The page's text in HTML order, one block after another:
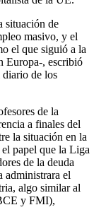
situación de
masivo, y el
el que siguió a la
Europa-, escribió
diario de los
de la
a finales del
la situación en la
papel que la Liga
de la deuda
administrara el
algo similar al
y FMI),